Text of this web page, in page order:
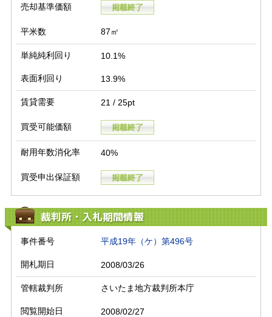
売却基準価額
平米数 87㎡
単純純利回り 10.1%
表面利回り 13.9%
賃貸需要 21 / 25pt
買受可能価額
耐用年数消化率 40%
買受申出保証額
裁判所・入札期間情報
事件番号 平成19年（ケ）第496号
開札期日 2008/03/26
管轄裁判所 さいたま地方裁判所本庁
閲覧開始日 2008/02/27